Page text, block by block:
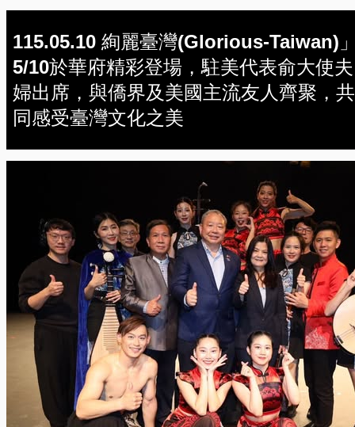
115.05.10 絢麗臺灣(Glorious-Taiwan)
5/10於華府精彩登場，駐美代表俞大使夫
婦出席，與僑界及美國主流友人齊聚，共
同感受臺灣文化之美